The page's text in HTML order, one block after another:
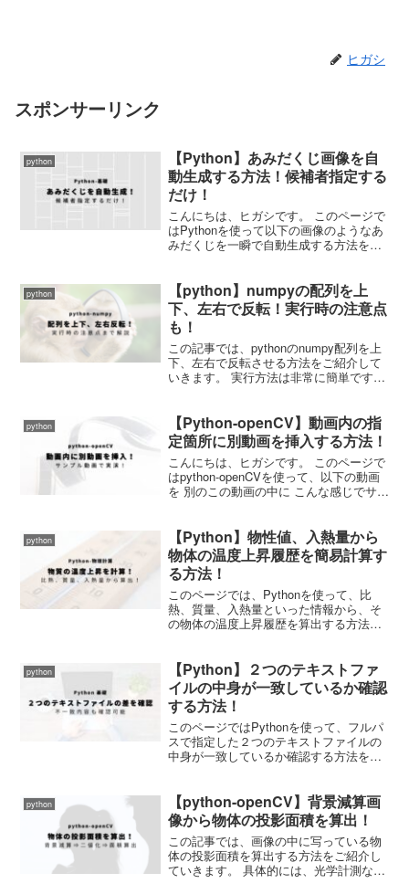
ヒガシ
スポンサーリンク
python
【Python】あみだくじ画像を自
動生成する方法！候補者指定する
だけ！
こんにちは、ヒガシです。 このページで
はPythonを使って以下の画像のようなあ
みだくじを一瞬で自動生成する方法をご
す。 それではさっそくやっていきましょ
う！ 必要な...
python
【python】numpyの配列を上
下、左右で反転！実行時の注意点
も！
この記事では、pythonのnumpy配列を上
下、左右で反転させる方法をご紹介して
いきます。 実行方法は非常に簡単です
細解説していきます。 それではさっそく
やっていき...
python
【Python-openCV】動画内の指
定箇所に別動画を挿入する方法！
こんにちは、ヒガシです。 このページで
はpython-openCVを使って、以下の動画
を 別のこの動画の中に こんな感じでサイ
手間を省くためにgif形式に変換してい
ま...
python
【Python】物性値、入熱量から
物体の温度上昇履歴を簡易計算す
る方法！
このページでは、Pythonを使って、比
熱、質量、入熱量といった情報から、そ
の物体の温度上昇履歴を算出する方法を
する まず始めに、温度上昇履歴を計算す
るためには必要...
python
【Python】２つのテキストファ
イルの中身が一致しているか確認
する方法！
このページではPythonを使って、フルパ
スで指定した２つのテキストファイルの
中身が一致しているか確認する方法をご
箇所がどこなのかも教えてくれるように
なっています。 ...
python
【python-openCV】背景減算画
像から物体の投影面積を算出！
この記事では、画像の中に写っている物
体の投影面積を算出する方法をご紹介し
ていきます。 具体的には、光学計測など